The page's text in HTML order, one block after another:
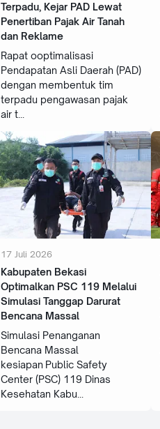
Terpadu, Kejar PAD Lewat
Penertiban Pajak Air Tanah
dan Reklame
Rapat ooptimalisasi
Pendapatan Asli Daerah (PAD)
dengan membentuk tim
terpadu pengawasan pajak
air t
17 Juli 2026
Kabupaten Bekasi
Optimalkan PSC 119 Melalui
Simulasi Tanggap Darurat
Bencana Massal
Simulasi Penanganan
Bencana Massal
kesiapan Public Safety
Center (PSC) 119 Dinas
Kesehatan Kabu